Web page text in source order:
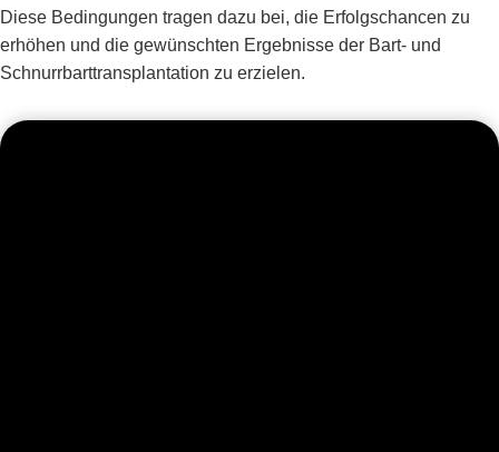
Diese Bedingungen tragen dazu bei, die Erfolgschancen zu
erhöhen und die gewünschten Ergebnisse der Bart- und
Schnurrbarttransplantation zu erzielen.